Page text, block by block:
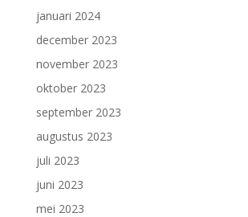
januari 2024
december 2023
november 2023
oktober 2023
september 2023
augustus 2023
juli 2023
juni 2023
mei 2023